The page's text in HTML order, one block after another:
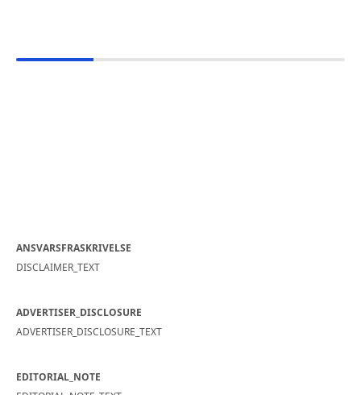
ANSVARSFRASKRIVELSE
DISCLAIMER_TEXT
ADVERTISER_DISCLOSURE
ADVERTISER_DISCLOSURE_TEXT
EDITORIAL_NOTE